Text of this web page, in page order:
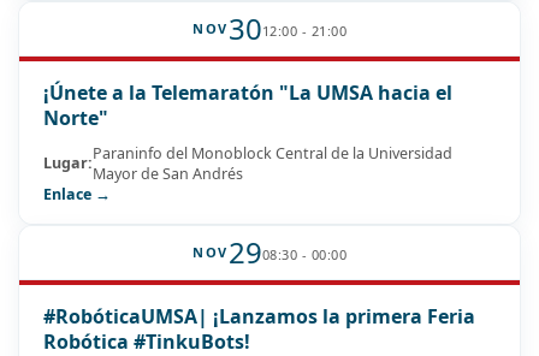
NOV 3012:00 - 21:00
¡Únete a la Telemaratón "La UMSA hacia el
Norte"
Lugar:Paraninfo del Monoblock Central de la Universidad
Mayor de San Andrés
Enlace →
NOV 2908:30 - 00:00
#RobóticaUMSA| ¡Lanzamos la primera Feria
Robótica #TinkuBots!